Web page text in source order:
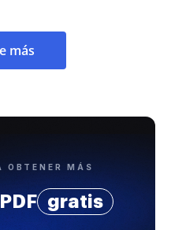
más
OBTENER MÁS
gratis